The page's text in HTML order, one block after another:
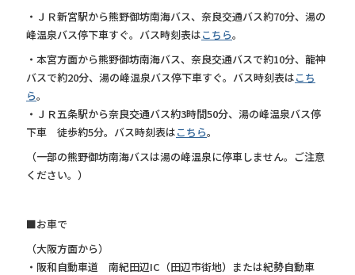
・ＪＲ新宮駅から熊野御坊南海バス、奈良交通バス約70分、湯の
峰温泉バス停下車すぐ。バス時刻表はこちら。
・本宮方面から熊野御坊南海バス、奈良交通バスで約10分、龍神
バスで約20分、湯の峰温泉バス停下車すぐ。バス時刻表はこち
ら。
・ＪＲ五条駅から奈良交通バス約3時間50分、湯の峰温泉バス停
下車 徒歩約5分。バス時刻表はこちら。
（一部の熊野御坊南海バスは湯の峰温泉に停車しません。ご注意
ください。）
■お車で
（大阪方面から）
・阪和自動車道 南紀田辺IC（田辺市街地）または紀勢自動車